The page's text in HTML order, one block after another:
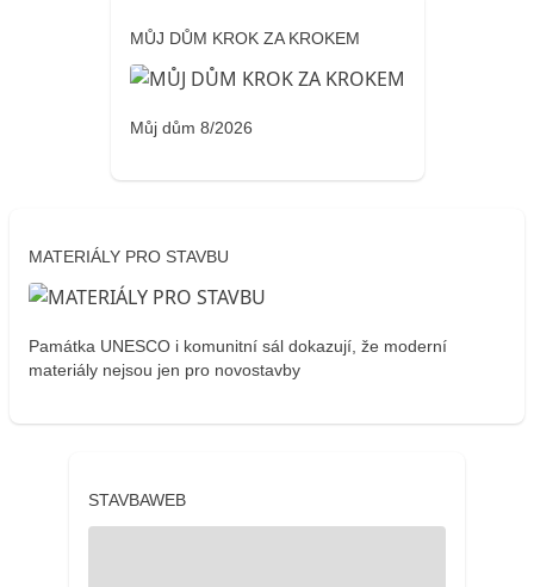
MŮJ DŮM KROK ZA KROKEM
Můj dům 8/2026
MATERIÁLY PRO STAVBU
Památka UNESCO i komunitní sál dokazují, že moderní
materiály nejsou jen pro novostavby
STAVBAWEB